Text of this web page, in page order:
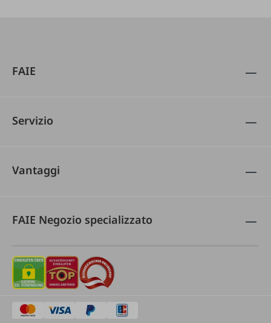
FAIE
Servizio
Vantaggi
FAIE Negozio specializzato